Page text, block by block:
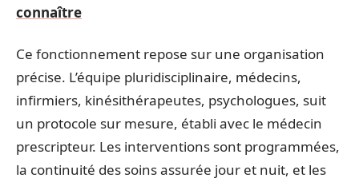
connaître
Ce fonctionnement repose sur une organisation
précise. L’équipe pluridisciplinaire, médecins,
infirmiers, kinésithérapeutes, psychologues, suit
un protocole sur mesure, établi avec le médecin
prescripteur. Les interventions sont programmées,
la continuité des soins assurée jour et nuit, et les